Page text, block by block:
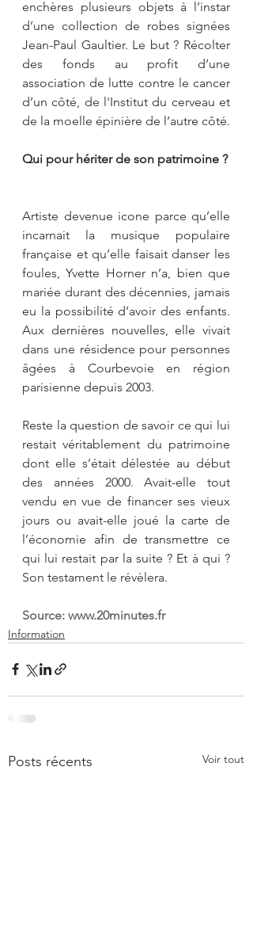
enchères plusieurs objets à l’instar
d’une collection de robes signées
Jean-Paul Gaultier. Le but ? Récolter
des fonds au profit d’une
association de lutte contre le cancer
d’un côté, de l'Institut du cerveau et
de la moelle épinière de l’autre côté.
Qui pour hériter de son patrimoine ?
Artiste devenue icone parce qu’elle
incarnait la musique populaire
française et qu’elle faisait danser les
foules, Yvette Horner n’a, bien que
mariée durant des décennies, jamais
eu la possibilité d’avoir des enfants.
Aux dernières nouvelles, elle vivait
dans une résidence pour personnes
âgées à Courbevoie en région
parisienne depuis 2003.
Reste la question de savoir ce qui lui
restait véritablement du patrimoine
dont elle s’était délestée au début
des années 2000. Avait-elle tout
vendu en vue de financer ses vieux
jours ou avait-elle joué la carte de
l’économie afin de transmettre ce
qui lui restait par la suite ? Et à qui ?
Son testament le révèlera.
Source: www.20minutes.fr
Information
Posts récents Voir tout